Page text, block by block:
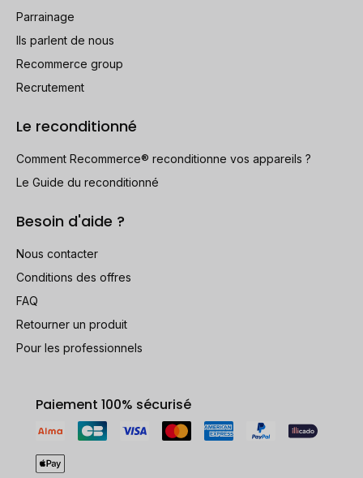
Parrainage
Ils parlent de nous
Recommerce group
Recrutement
Le reconditionné
Comment Recommerce® reconditionne vos appareils ?
Le Guide du reconditionné
Besoin d'aide ?
Nous contacter
Conditions des offres
FAQ
Retourner un produit
Pour les professionnels
Paiement 100% sécurisé